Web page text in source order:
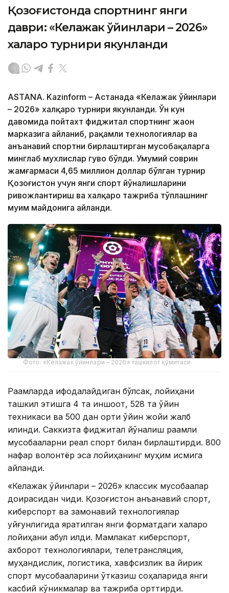
Қозоғистонда спортнинг янги
даври: «Келажак ўйинлари – 2026»
халқаро турнири якунланди
ASTANA. Kazinform – Астанада «Келажак ўйинлари
– 2026» халқаро турнири якунланди. Ўн кун
давомида пойтахт фиджитал спортнинг жаҳон
марказига айланиб, рақамли технологиялар ва
анъанавий спортни бирлаштирган мусобақаларга
минглаб мухлислар гувоҳ бўлди. Умумий соврин
жамғармаси 4,65 миллион доллар бўлган турнир
Қозоғистон учун янги спорт йўналишларини
ривожлантириш ва халқаро тажриба тўплашнинг
муҳим майдонига айланди.
Фото: «Келажак ўйинлари – 2026» ташкилот қўмитаси
Рақамларда ифодалайдиган бўлсак, лойиҳани
ташкил этишга 4 та иншоот, 528 та ўйин
техникаси ва 500 дан ортиқ ўйин жойи жалб
қилинди. Саккизта фиджитал йўналиш рақамли
мусобақаларни реал спорт билан бирлаштирди. 800
нафар волонтёр эса лойиҳанинг муҳим қисмига
айланди.
«Келажак ўйинлари – 2026» классик мусобақалар
доирасидан чиқди. Қозоғистон анъанавий спорт,
киберспорт ва замонавий технологиялар
уйғунлигида яратилган янги форматдаги халқаро
лойиҳани қабул қилди. Мамлакат киберспорт,
ахборот технологиялари, телетрансляция,
муҳандислик, логистика, хавфсизлик ва йирик
спорт мусобақаларини ўтказиш соҳаларида янги
касбий кўникмалар ва тажриба орттирди.